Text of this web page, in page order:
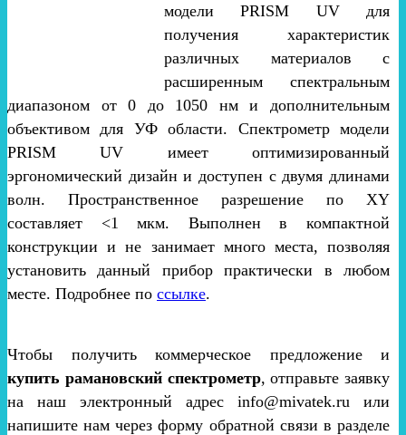
модели PRISM UV для
получения характеристик
различных материалов с
расширенным спектральным
диапазоном от 0 до 1050 нм и дополнительным
объективом для УФ области. Спектрометр модели
PRISM UV имеет оптимизированный
эргономический дизайн и доступен с двумя длинами
волн. Пространственное разрешение по XY
составляет <1 мкм. Выполнен в компактной
конструкции и не занимает много места, позволяя
установить данный прибор практически в любом
месте. Подробнее по ссылке.
Чтобы получить коммерческое предложение и
купить рамановский спектрометр, отправьте заявку
на наш электронный адрес info@mivatek.ru или
напишите нам через форму обратной связи в разделе